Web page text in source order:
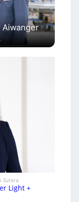
Sutera
Light +